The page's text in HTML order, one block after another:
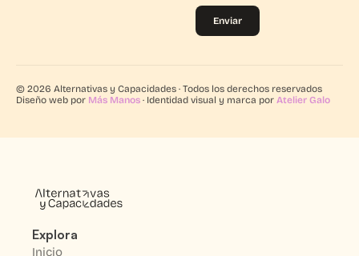
Enviar
© 2026 Alternativas y Capacidades · Todos los derechos reservados
Diseño web por Más Manos · Identidad visual y marca por Atelier Galo
Explora
Inicio